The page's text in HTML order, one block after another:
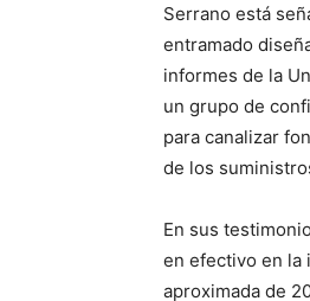
Serrano está
entramado
informes de la
un grupo de
para canalizar
de los
En sus
en efectivo en la
aproximada de